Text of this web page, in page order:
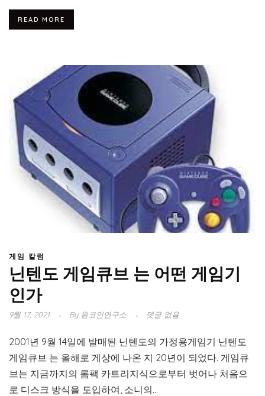
READ MORE
게임 칼럼
닌텐도 게임큐브 는 어떤 게임기
인가
9월 17, 2021 By원코인연구소 댓글 없음
2001년 9월 14일에 발매된 닌텐도의 가정용게임기 닌텐도
게임큐브 는 올해로 게상에 나온 지 20년이 되었다. 게임큐
브는 지금까지의 롬팩 카트리지식으로부터 벗어나 처음으
로 디스크 방식을 도입하여, 소니의...